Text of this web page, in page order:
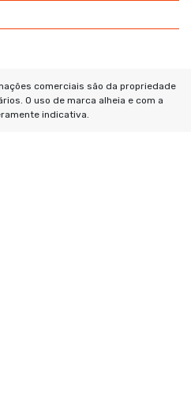
comerciais são da propriedade
O uso de marca alheia e com a
indicativa.